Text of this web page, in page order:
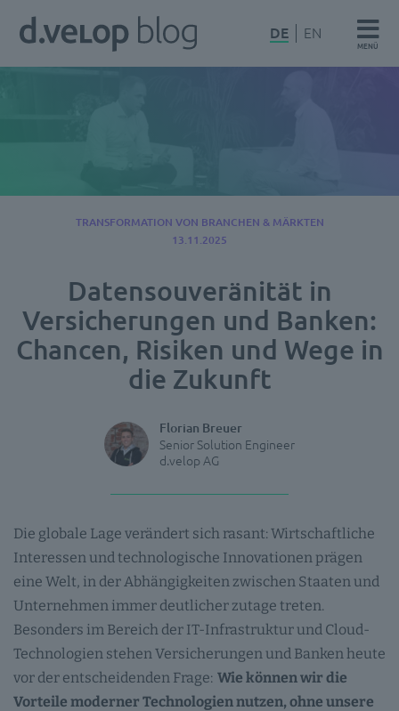
Zum
Inhalt
d.velop
DE EN
MENÜ
Datensouveränität in
Versicherungen und Banken:
Chancen, Risiken und Wege in
die Zukunft
TRANSFORMATION VON BRANCHEN & MÄRKTEN
13.11.2025
Florian Breuer
Senior Solution Engineer
d.velop AG
Die globale Lage verändert sich rasant: Wirtschaftliche
Interessen und technologische Innovationen prägen
eine Welt, in der Abhängigkeiten zwischen Staaten und
Unternehmen immer deutlicher zutage treten.
Besonders im Bereich der IT-Infrastruktur und Cloud-
Technologien stehen Versicherungen und Banken heute
vor der entscheidenden Frage: Wie können wir die
Vorteile moderner Technologien nutzen, ohne unsere